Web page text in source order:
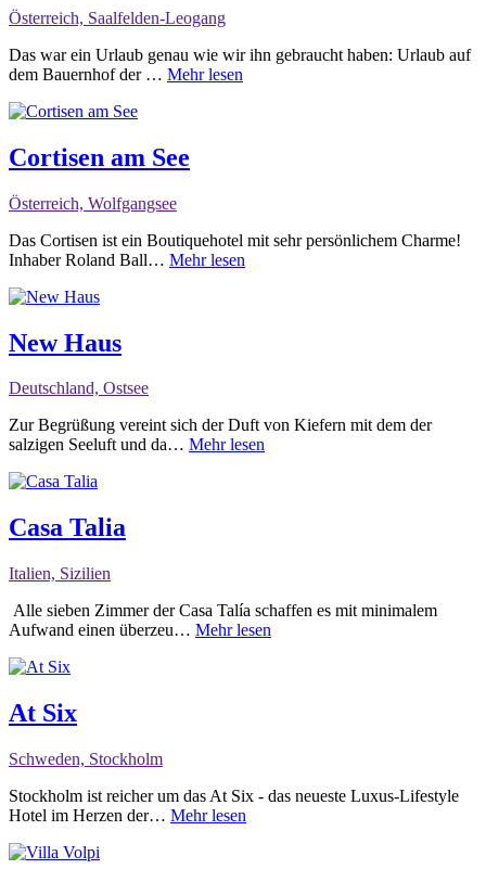
Österreich, Saalfelden-Leogang
Das war ein Urlaub genau wie wir ihn gebraucht haben: Urlaub auf
dem Bauernhof der … Mehr lesen
Cortisen am See
Österreich, Wolfgangsee
Das Cortisen ist ein Boutiquehotel mit sehr persönlichem Charme!
Inhaber Roland Ball… Mehr lesen
New Haus
Deutschland, Ostsee
Zur Begrüßung vereint sich der Duft von Kiefern mit dem der
salzigen Seeluft und da… Mehr lesen
Casa Talia
Italien, Sizilien
Alle sieben Zimmer der Casa Talía schaffen es mit minimalem
Aufwand einen überzeu… Mehr lesen
At Six
Schweden, Stockholm
Stockholm ist reicher um das At Six - das neueste Luxus-Lifestyle
Hotel im Herzen der… Mehr lesen